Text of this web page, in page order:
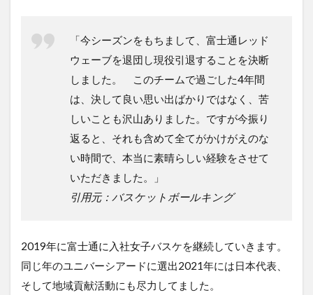
「今シーズンをもちまして、富士通レッド
ウェーブを退団し現役引退することを決断
しました。 このチームで過ごした4年間
は、決して良い思い出ばかりではなく、苦
しいことも沢山ありました。ですが今振り
返ると、それも含めて全てがかけがえのな
い時間で、本当に素晴らしい経験をさせて
いただきました。」
引用元： バスケットボールキング
2019年に富士通に入社女子バスケを継続していきます。
同じ年のユニバーシアードに選出2021年には日本代表、
そして地域貢献活動にも尽力してました。